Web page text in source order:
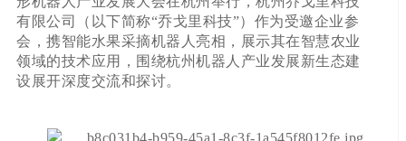
有限公司（以下简称“乔戈里科技”）作为受邀企业参
会，携智能水果采摘机器人亮相，展示其在智慧农业
领域的技术应用，围绕杭州机器人产业发展新生态建
设展开深度交流和探讨。